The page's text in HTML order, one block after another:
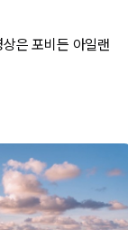
은 포비든 아일랜